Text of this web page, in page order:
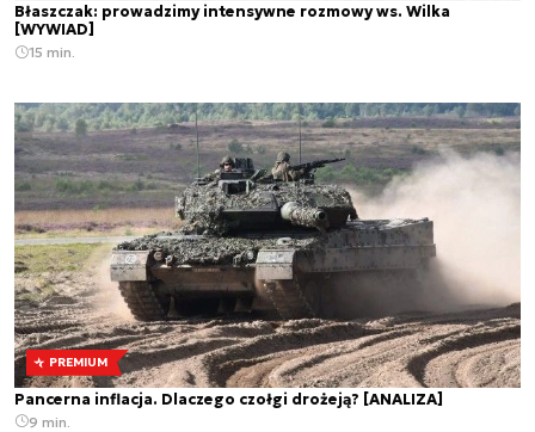
Błaszczak: prowadzimy intensywne rozmowy ws. Wilka
[WYWIAD]
15 min.
PREMIUM
Pancerna inflacja. Dlaczego czołgi drożeją? [ANALIZA]
9 min.